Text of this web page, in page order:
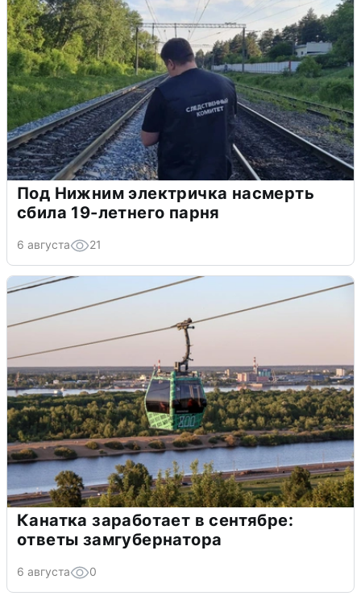
Под Нижним электричка насмерть
сбила 19-летнего парня
6 августа 21
Канатка заработает в сентябре:
ответы замгубернатора
6 августа 0